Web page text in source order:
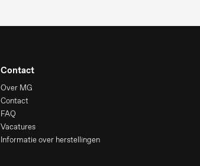
Contact
Over MG
Contact
FAQ
Vacatures
Informatie over herstellingen